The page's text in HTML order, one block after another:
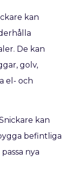
kan
De kan
golv,
el- och
kan
befintliga
nya